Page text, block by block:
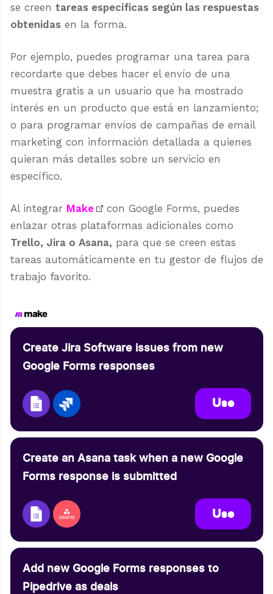
se creen tareas específicas según las respuestas
obtenidas en la forma.
Por ejemplo, puedes programar una tarea para
recordarte que debes hacer el envío de una
muestra gratis a un usuario que ha mostrado
interés en un producto que está en lanzamiento;
o para programar envíos de campañas de email
marketing con información detallada a quienes
quieran más detalles sobre un servicio en
específico.
Al integrar Make
con Google Forms, puedes
enlazar otras plataformas adicionales como
Trello, Jira o Asana, para que se creen estas
tareas automáticamente en tu gestor de flujos de
trabajo favorito.
Create Jira Software issues from new
Google Forms responses
Use
Create an Asana task when a new Google
Forms response is submitted
Use
Add new Google Forms responses to
Pipedrive as deals